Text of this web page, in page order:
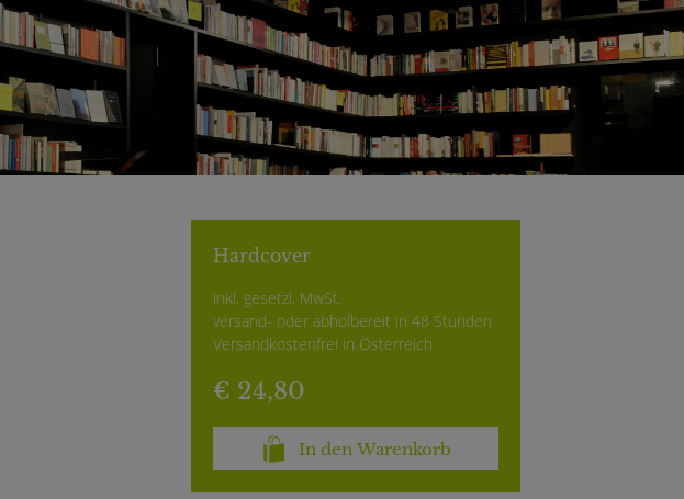
Hardcover
inkl. gesetzl. MwSt.
versand- oder abholbereit in 48 Stunden
Versandkostenfrei in Österreich
€ 24,80
In den Warenkorb